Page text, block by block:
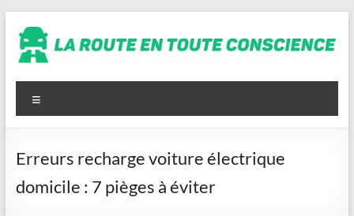
contenu
La
route
en
toute
conscience
Erreurs recharge voiture électrique
domicile : 7 pièges à éviter